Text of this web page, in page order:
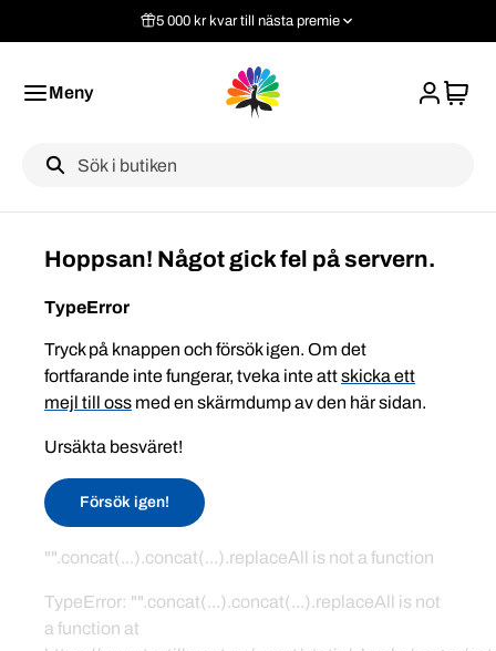
5 000 kr kvar till nästa premie
Meny
Label
Hoppsan! Något gick fel på servern.
TypeError
Tryck på knappen och försök igen. Om det
fortfarande inte fungerar, tveka inte attskicka ett
mejl till oss med en skärmdump av den här sidan.
Ursäkta besväret!
Försök igen!
"".concat(...).concat(...).replaceAll is not a function
TypeError: "".concat(...).concat(...).replaceAll is not
a function at